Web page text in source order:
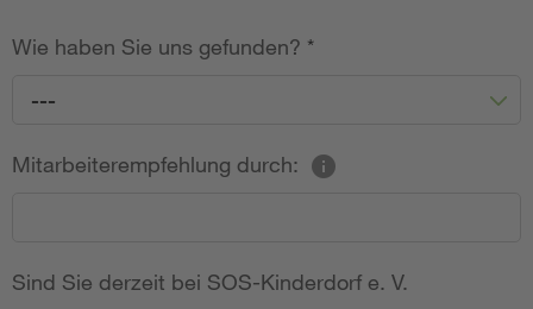
Wie haben Sie uns gefunden? *
---
Mitarbeiterempfehlung durch:
Sind Sie derzeit bei SOS-Kinderdorf e. V.